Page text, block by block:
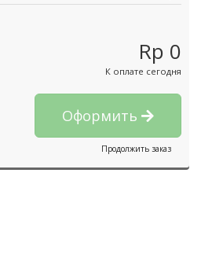
Rp 0
К оплате сегодня
Оформить
Продолжить заказ